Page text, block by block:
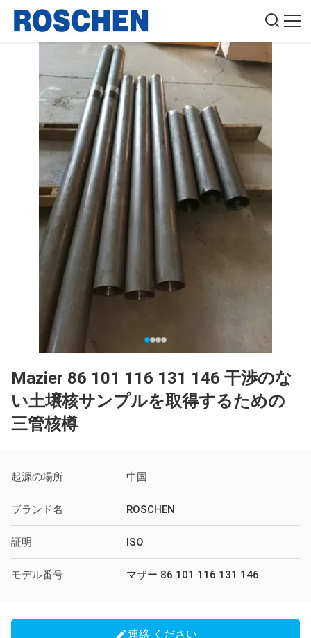
Mazier 86 101 116 131 146 干渉のな
い土壌核サンプルを取得するための
三管核樽
起源の場所 中国
ブランド名 ROSCHEN
証明 ISO
モデル番号 マザー 86 101 116 131 146
連絡 ください